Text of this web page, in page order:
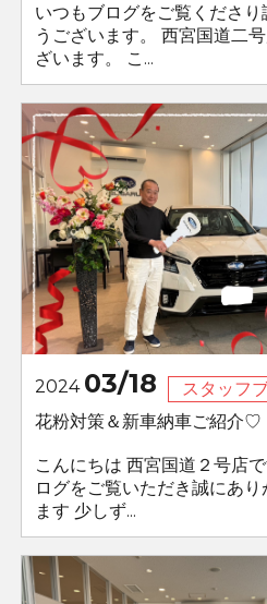
いつもブログをご覧くださり
うございます。 西宮国道二
ざいます。 こ...
2024 03/18
スタッフ
花粉対策＆新車納車ご紹介♡
こんにちは 西宮国道２号店
ログをご覧いただき誠にあ
ます 少しず...